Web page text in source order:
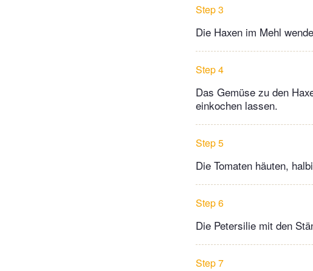
Step 3
Die Haxen im Mehl
Step 4
Das Gemüse zu den
einkochen lassen.
Step 5
Die Tomaten häuten,
Step 6
Die Petersilie mit den
Step 7